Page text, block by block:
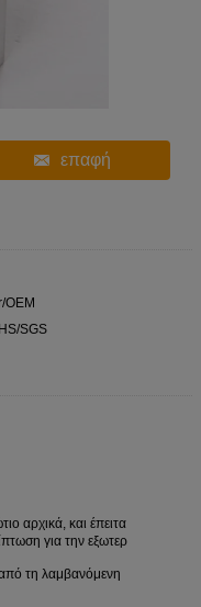
επαφή
OEM
SGS
αρχικά, και έπειτα
για την εξωτερ
τη λαμβανόμενη